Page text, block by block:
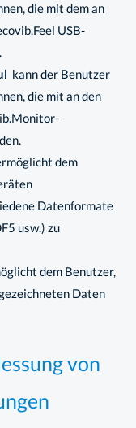
die mit dem an
USB-
kann der Benutzer
die mit an den
dem
Datenformate
usw.) zu
dem Benutzer,
Daten
von